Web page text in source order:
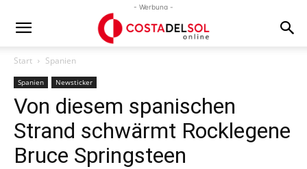
- Werbung -
Start Spanien
Spanien Newsticker
Von diesem spanischen
Strand schwärmt Rocklegene
Bruce Springsteen